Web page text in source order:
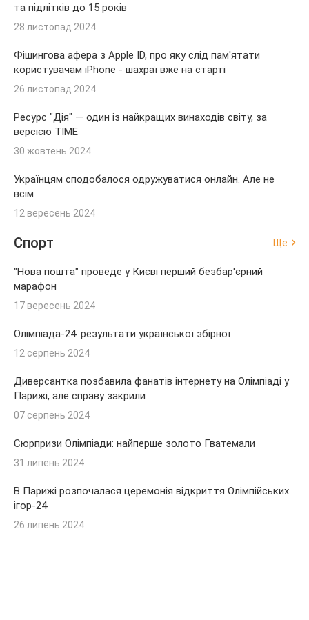
та підлітків до 15 років
28 листопад 2024
Фішингова афера з Apple ID, про яку слід пам'ятати
користувачам iPhone - шахраї вже на старті
26 листопад 2024
Ресурс "Дія" — один із найкращих винаходів світу, за
версією TIME
30 жовтень 2024
Українцям сподобалося одружуватися онлайн. Але не
всім
12 вересень 2024
Спорт Ще
"Нова пошта" проведе у Києві перший безбар'єрний
марафон
17 вересень 2024
Олімпіада-24: результати української збірної
12 серпень 2024
Диверсантка позбавила фанатів інтернету на Олімпіаді у
Парижі, але справу закрили
07 серпень 2024
Сюрпризи Олімпіади: найперше золото Гватемали
31 липень 2024
В Парижі розпочалася церемонія відкриття Олімпійських
ігор-24
26 липень 2024